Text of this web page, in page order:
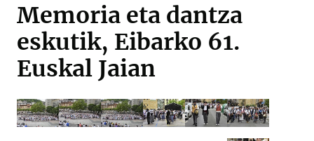
Memoria eta dantza
eskutik, Eibarko 61.
Euskal Jaian